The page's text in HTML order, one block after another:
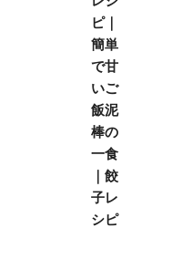
ピ｜
簡単
で甘
いご
飯泥
棒の
一食
｜餃
子レ
シピ